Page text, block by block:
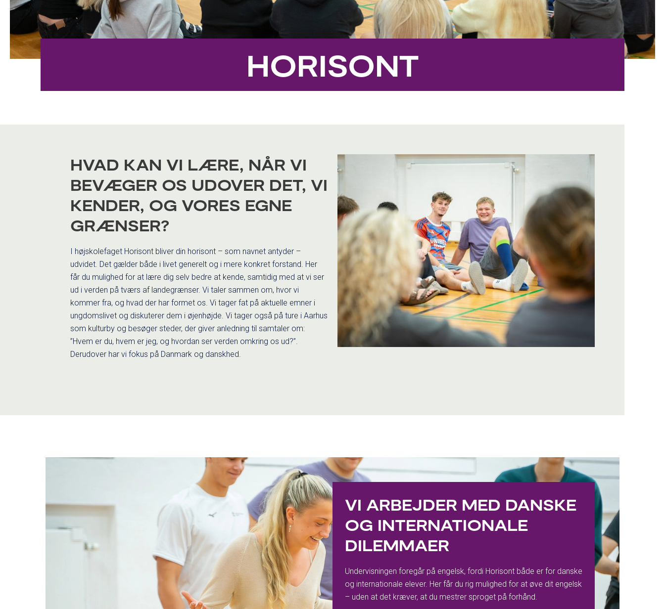
HORISONT
HVAD KAN VI LÆRE, NÅR VI
BEVÆGER OS UDOVER DET, VI
KENDER, OG VORES EGNE
GRÆNSER?
I højskolefaget Horisont bliver din horisont – som navnet antyder –
udvidet. Det gælder både i livet generelt og i mere konkret forstand. Her
får du mulighed for at lære dig selv bedre at kende, samtidig med at vi ser
ud i verden på tværs af landegrænser. Vi taler sammen om, hvor vi
kommer fra, og hvad der har formet os. Vi tager fat på aktuelle emner i
ungdomslivet og diskuterer dem i øjenhøjde. Vi tager også på ture i Aarhus
som kulturby og besøger steder, der giver anledning til samtaler om:
”Hvem er du, hvem er jeg, og hvordan ser verden omkring os ud?”.
Derudover har vi fokus på Danmark og danskhed.
VI ARBEJDER MED DANSKE
OG INTERNATIONALE
DILEMMAER
Undervisningen foregår på engelsk, fordi Horisont både er for danske
og internationale elever. Her får du rig mulighed for at øve dit engelsk
– uden at det kræver, at du mestrer sproget på forhånd.